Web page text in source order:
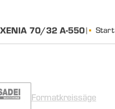
XENIA 70/32 A-550| Start
Formatkreissäge